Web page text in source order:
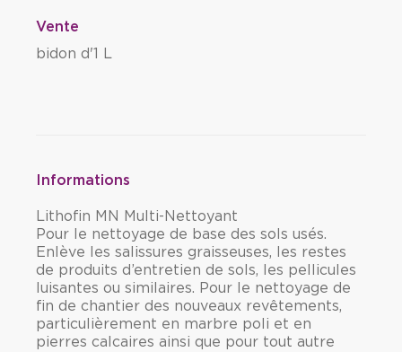
Vente
bidon d'1 L
Informations
Lithofin MN Multi-Nettoyant
Pour le nettoyage de base des sols usés.
Enlève les salissures graisseuses, les restes
de produits d’entretien de sols, les pellicules
luisantes ou similaires. Pour le nettoyage de
fin de chantier des nouveaux revêtements,
particulièrement en marbre poli et en
pierres calcaires ainsi que pour tout autre